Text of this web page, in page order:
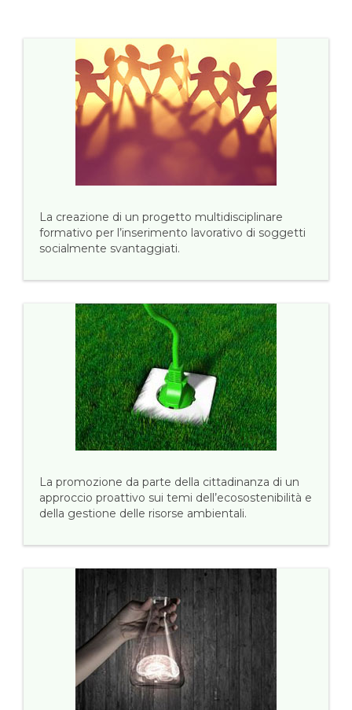
La creazione di un progetto multidisciplinare
formativo per l’inserimento lavorativo di soggetti
socialmente svantaggiati.
La promozione da parte della cittadinanza di un
approccio proattivo sui temi dell’ecosostenibilità e
della gestione delle risorse ambientali.